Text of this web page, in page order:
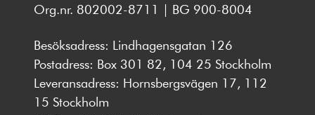
Org.nr. 802002-8711 | BG 900-8004
Besöksadress: Lindhagensgatan 126
Postadress: Box 301 82, 104 25 Stockholm
Leveransadress: Hornsbergsvägen 17, 112
15 Stockholm